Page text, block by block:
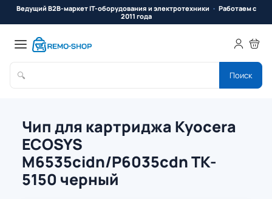
Ведущий B2B-маркет IT-оборудования и электротехники
Работаем с
2011 года
🔍 Поиск
Чип для картриджа Kyocera
ECOSYS
M6535cidn/P6035cdn TK-
5150 черный